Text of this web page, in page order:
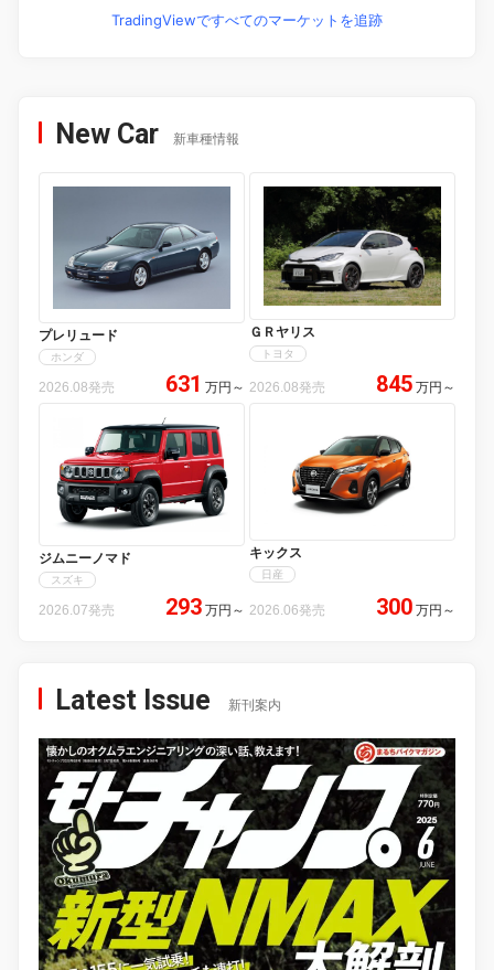
TradingViewですべてのマーケットを追跡
New Car 新車種情報
プレリュード
ホンダ
2026.08発売 631 万円 ～
ＧＲヤリス
トヨタ
2026.08発売 845 万円 ～
ジムニーノマド
スズキ
2026.07発売 293 万円 ～
キックス
日産
2026.06発売 300 万円 ～
Latest Issue 新刊案内